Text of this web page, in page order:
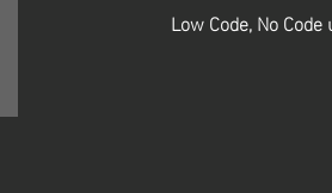
Low Code, No